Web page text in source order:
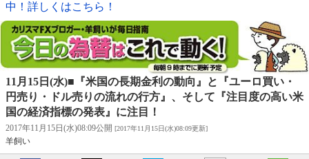
中！詳しくはこちら！
11月15日(水)■『米国の長期金利の動向』と『ユーロ買い・
円売り・ドル売りの流れの行方』、そして『注目度の高い米
国の経済指標の発表』に注目！
2017年11月15日(水)08:09公開 [2017年11月15日(水)08:09更新]
羊飼い